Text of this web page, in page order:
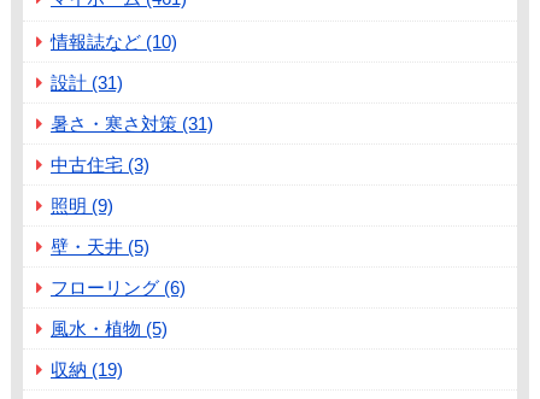
情報誌など (10)
設計 (31)
暑さ・寒さ対策 (31)
中古住宅 (3)
照明 (9)
壁・天井 (5)
フローリング (6)
風水・植物 (5)
収納 (19)